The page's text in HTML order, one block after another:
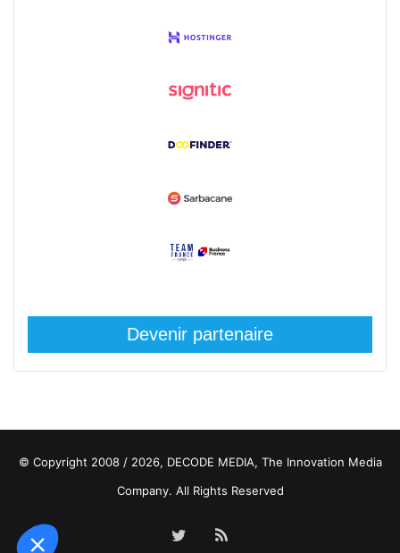
Devenir partenaire
© Copyright 2008 / 2026, DECODE MEDIA, The Innovation Media
Company. All Rights Reserved
TwitterRSS